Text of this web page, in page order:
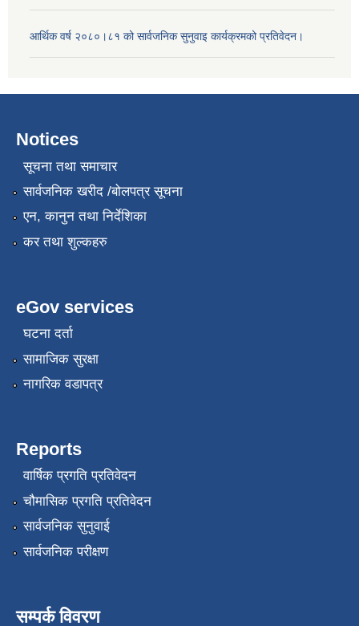
आर्थिक वर्ष २०८०।८१ को सार्वजनिक सुनुवाइ कार्यक्रमको प्रतिवेदन।
Notices
सूचना तथा समाचार
सार्वजनिक खरीद /बोलपत्र सूचना
एन, कानुन तथा निर्देशिका
कर तथा शुल्कहरु
eGov services
घटना दर्ता
सामाजिक सुरक्षा
नागरिक वडापत्र
Reports
वार्षिक प्रगति प्रतिवेदन
चौमासिक प्रगति प्रतिवेदन
सार्वजनिक सुनुवाई
सार्वजनिक परीक्षण
सम्पर्क विवरण